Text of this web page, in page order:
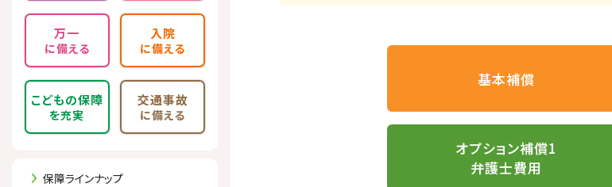
万一
に備える
入院
に備える
こどもの保障
を充実
交通事故
に備える
保障ラインナップ
基本補償
オプション補償1
弁護士費用